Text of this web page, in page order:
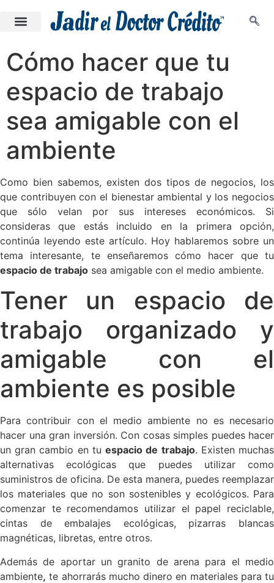
Cómo hacer que tu
espacio de trabajo
sea amigable con el
ambiente
Como bien sabemos, existen dos tipos de negocios, los
que contribuyen con el bienestar ambiental y los negocios
que sólo velan por sus intereses económicos. Si
consideras que estás incluido en la primera opción,
continúa leyendo este artículo. Hoy hablaremos sobre un
tema interesante, te enseñaremos cómo hacer que tu
espacio de trabajo sea amigable con el medio ambiente.
Tener un espacio de
trabajo organizado y
amigable con el
ambiente es posible
Para contribuir con el medio ambiente no es necesario
hacer una gran inversión. Con cosas simples puedes hacer
un gran cambio en tuespacio de trabajo. Existen muchas
alternativas ecológicas que puedes utilizar como
suministros de oficina. De esta manera, puedes reemplazar
los materiales que no son sostenibles y ecológicos. Para
comenzar te recomendamos utilizar el papel reciclable,
cintas de embalajes ecológicas, pizarras blancas
magnéticas, libretas, entre otros.
Además de aportar un granito de arena para el medio
ambiente, te ahorrarás mucho dinero en materiales para tu